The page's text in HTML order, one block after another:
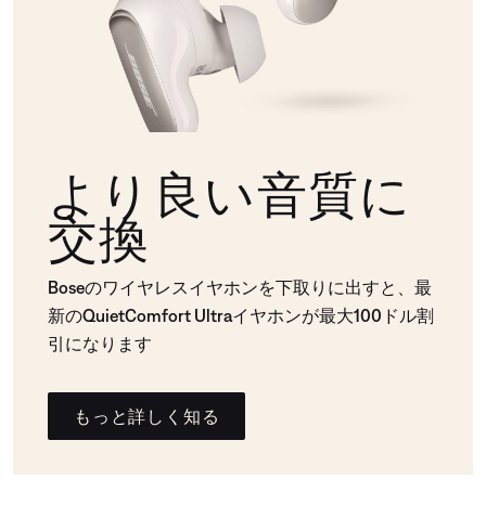
より良い音質に
交換
Boseのワイヤレスイヤホンを下取りに出すと、最
新のQuietComfort Ultraイヤホンが最大100ドル割
引になります
もっと詳しく知る